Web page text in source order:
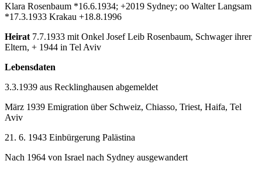
Klara Rosenbaum *16.6.1934; +2019 Sydney; oo Walter Langsam
*17.3.1933 Krakau +18.8.1996
Heirat 7.7.1933 mit Onkel Josef Leib Rosenbaum, Schwager ihrer
Eltern, + 1944 in Tel Aviv
Lebensdaten
3.3.1939 aus Recklinghausen abgemeldet
März 1939 Emigration über Schweiz, Chiasso, Triest, Haifa, Tel
Aviv
21. 6. 1943 Einbürgerung Palästina
Nach 1964 von Israel nach Sydney ausgewandert